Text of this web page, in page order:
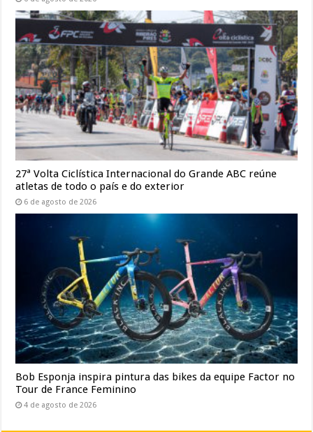
27ª Volta Ciclística Internacional do Grande ABC reúne
atletas de todo o país e do exterior
6 de agosto de 2026
Bob Esponja inspira pintura das bikes da equipe Factor no
Tour de France Feminino
4 de agosto de 2026